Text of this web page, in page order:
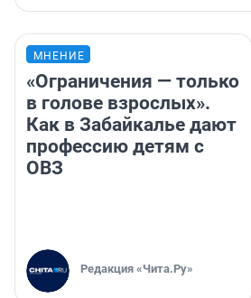
МНЕНИЕ
«Ограничения — только
в голове взрослых».
Как в Забайкалье дают
профессию детям с
ОВЗ
Редакция «Чита.Ру»